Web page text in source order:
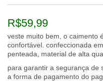
R$59,99
veste muito bem, o caimento
confortável. confeccionada
penteada, material de alta
para garantir a segurança de
a forma de pagamento do